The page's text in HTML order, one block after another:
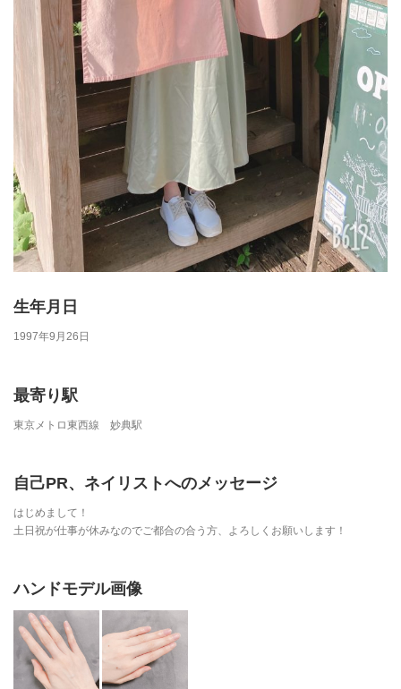
生年月日
1997年9月26日
最寄り駅
東京メトロ東西線 妙典駅
自己PR、ネイリストへのメッセージ
はじめまして！
土日祝が仕事が休みなのでご都合の合う方、よろしくお願いします！
ハンドモデル画像